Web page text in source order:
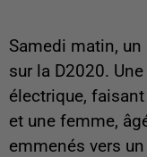
Samedi matin,
sur la D2020.
électrique,
et une femme,
emmenés vers